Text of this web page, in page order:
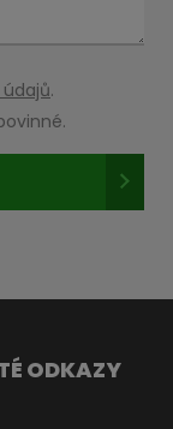
.
ODKAZY